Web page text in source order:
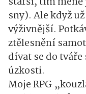
sny). Ale když
výživnější.
ztělesnění
dívat se do
úzkosti.
Moje RPG